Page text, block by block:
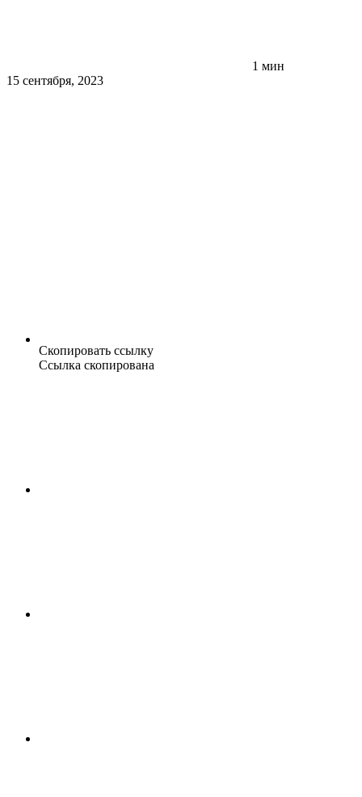
1 мин
15 сентября, 2023
Скопировать ссылку
Ссылка скопирована